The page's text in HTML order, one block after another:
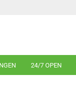
24/7 OPEN